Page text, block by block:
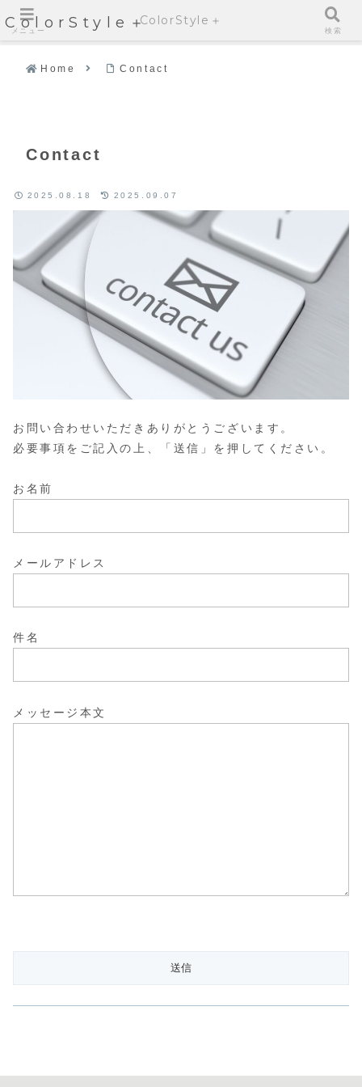
ColorStyle＋
Home Contact
Contact
2025.08.18 2025.09.07
お問い合わせいただきありがとうございます。
必要事項をご記入の上、「送信」を押してください。
お名前
メールアドレス
件名
メッセージ本文
メニュー
ColorStyle＋
検索